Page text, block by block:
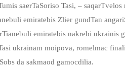
saerTaSoriso Tasi, – saqarTvelos
emiratebis Zlier gundTan
emiratebis nakrebi ukrainis
ukrainam moipova, romelmac
da sakmaod gamocdilia.